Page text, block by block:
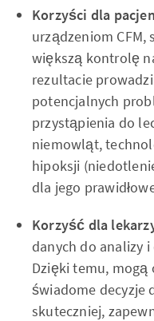
Korzyści dla
urządzeniom
większą kontrolę
rezultacie
potencjalnych
przystąpienia do
niemowląt,
hipoksji
dla jego
Korzyść dla
danych do analizy
Dzięki temu,
świadome decyzje
skuteczniej,